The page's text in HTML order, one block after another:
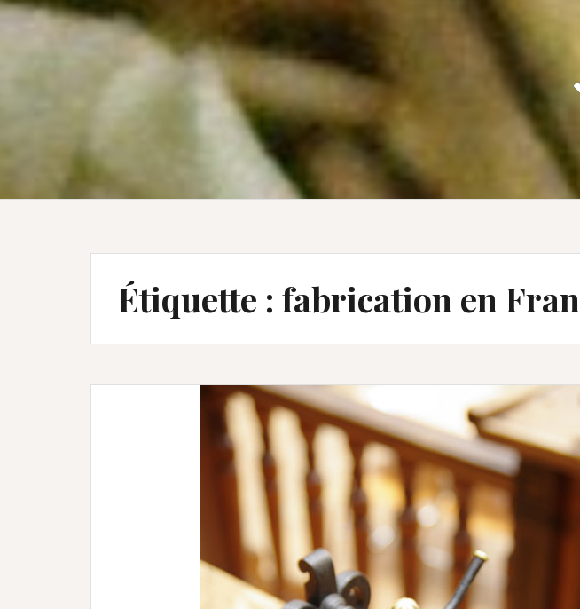
Étiquette : fabrication en